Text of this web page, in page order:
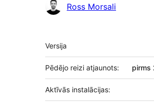
Ross Morsali
Meta
Versija
Pēdējo reizi atjaunots: pirms
Aktīvās instalācijas: